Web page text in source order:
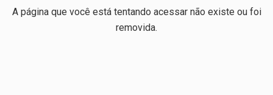
A página que você está tentando acessar não existe ou foi
removida.